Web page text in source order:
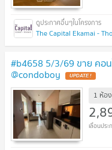
The Capital Ekamai -
#b4658 5/3/69 ขาย คอ
@condoboy UPDATE !
1 ห้อ